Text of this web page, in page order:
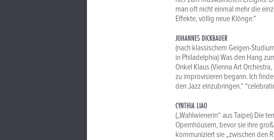
man oft nicht einmal mehr die
Effekte, völlig neue Klönge.“
JOHANNES DICKBAUER
(nach klassischem Geigen-
in Philadelphia) Was den Hang
Onkel Klaus (Vienna Art
zu improvisieren begann. Ich
den Jazz einzubringen.“
CYNTHIA LIAO
(„Wahlwienerin“ aus Taipei) Die
Opernhöusern, bevor sie ihre
kommuniziert sie „zwischen den